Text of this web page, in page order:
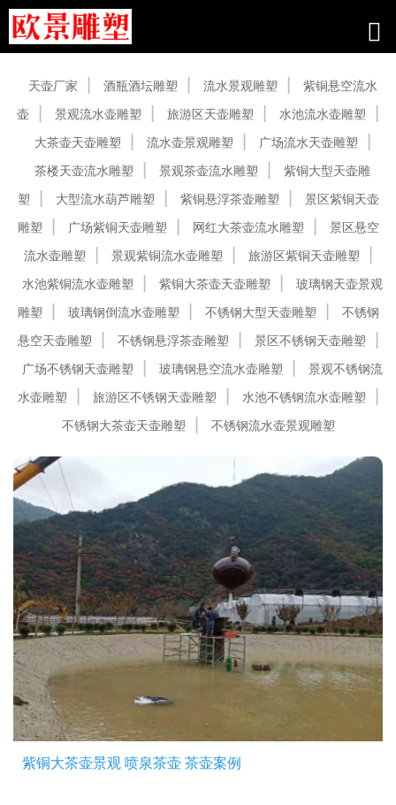
天壶厂家 酒瓶酒坛雕塑 流水景观雕塑
紫铜悬空流水
壶
景观流水壶雕塑 旅游区天壶雕塑
水池流水壶雕塑
大茶壶天壶雕塑
流水壶景观雕塑
广场流水天壶雕塑
茶楼天壶流水雕塑
景观茶壶流水雕塑
紫铜大型天壶雕
塑
大型流水葫芦雕塑 紫铜悬浮茶壶雕塑
景区紫铜天壶
雕塑
广场紫铜天壶雕塑 网红大茶壶流水雕塑
景区悬空
流水壶雕塑
景观紫铜流水壶雕塑
旅游区紫铜天壶雕塑
水池紫铜流水壶雕塑
紫铜大茶壶天壶雕塑
玻璃钢天壶景观
雕塑
玻璃钢倒流水壶雕塑 不锈钢大型天壶雕塑
不锈钢
悬空天壶雕塑
不锈钢悬浮茶壶雕塑
景区不锈钢天壶雕塑
广场不锈钢天壶雕塑
玻璃钢悬空流水壶雕塑
景观不锈钢流
水壶雕塑
旅游区不锈钢天壶雕塑
水池不锈钢流水壶雕塑
不锈钢大茶壶天壶雕塑
不锈钢流水壶景观雕塑
紫铜大茶壶景观 喷泉茶壶 茶壶案例